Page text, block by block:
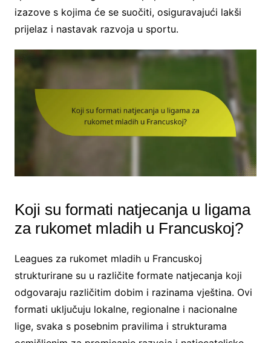
izazove s kojima će se suočiti, osiguravajući lakši
prijelaz i nastavak razvoja u sportu.
Koji su formati natjecanja u ligama
za rukomet mladih u Francuskoj?
Leagues za rukomet mladih u Francuskoj
strukturirane su u različite formate natjecanja koji
odgovaraju različitim dobim i razinama vještina. Ovi
formati uključuju lokalne, regionalne i nacionalne
lige, svaka s posebnim pravilima i strukturama